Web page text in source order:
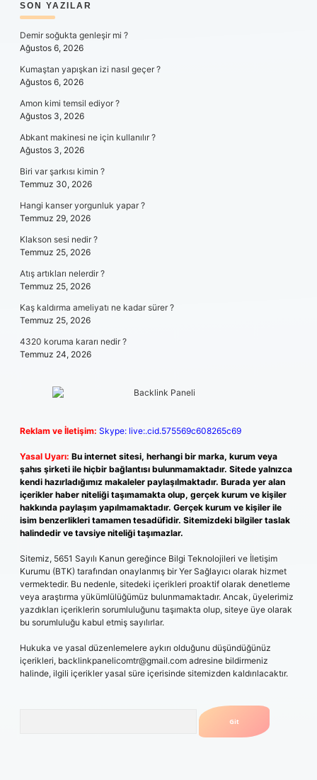
SIDEBAR
SON YAZILAR
Demir soğukta genleşir mi ?
Ağustos 6, 2026
Kumaştan yapışkan izi nasıl geçer ?
Ağustos 6, 2026
Amon kimi temsil ediyor ?
Ağustos 3, 2026
Abkant makinesi ne için kullanılır ?
Ağustos 3, 2026
Biri var şarkısı kimin ?
Temmuz 30, 2026
Hangi kanser yorgunluk yapar ?
Temmuz 29, 2026
Klakson sesi nedir ?
Temmuz 25, 2026
Atış artıkları nelerdir ?
Temmuz 25, 2026
Kaş kaldırma ameliyatı ne kadar sürer ?
Temmuz 25, 2026
4320 koruma kararı nedir ?
Temmuz 24, 2026
Reklam ve İletişim: Skype: live:.cid.575569c608265c69
Yasal Uyarı: Bu internet sitesi, herhangi bir marka, kurum veya
şahıs şirketi ile hiçbir bağlantısı bulunmamaktadır. Sitede yalnızca
kendi hazırladığımız makaleler paylaşılmaktadır. Burada yer alan
içerikler haber niteliği taşımamakta olup, gerçek kurum ve kişiler
hakkında paylaşım yapılmamaktadır. Gerçek kurum ve kişiler ile
isim benzerlikleri tamamen tesadüfidir. Sitemizdeki bilgiler taslak
halindedir ve tavsiye niteliği taşımazlar.
Sitemiz, 5651 Sayılı Kanun gereğince Bilgi Teknolojileri ve İletişim
Kurumu (BTK) tarafından onaylanmış bir Yer Sağlayıcı olarak hizmet
vermektedir. Bu nedenle, sitedeki içerikleri proaktif olarak denetleme
veya araştırma yükümlülüğümüz bulunmamaktadır. Ancak, üyelerimiz
yazdıkları içeriklerin sorumluluğunu taşımakta olup, siteye üye olarak
bu sorumluluğu kabul etmiş sayılırlar.
Hukuka ve yasal düzenlemelere aykırı olduğunu düşündüğünüz
içerikleri, backlinkpanelicomtr@gmail.com adresine bildirmeniz
halinde, ilgili içerikler yasal süre içerisinde sitemizden kaldırılacaktır.